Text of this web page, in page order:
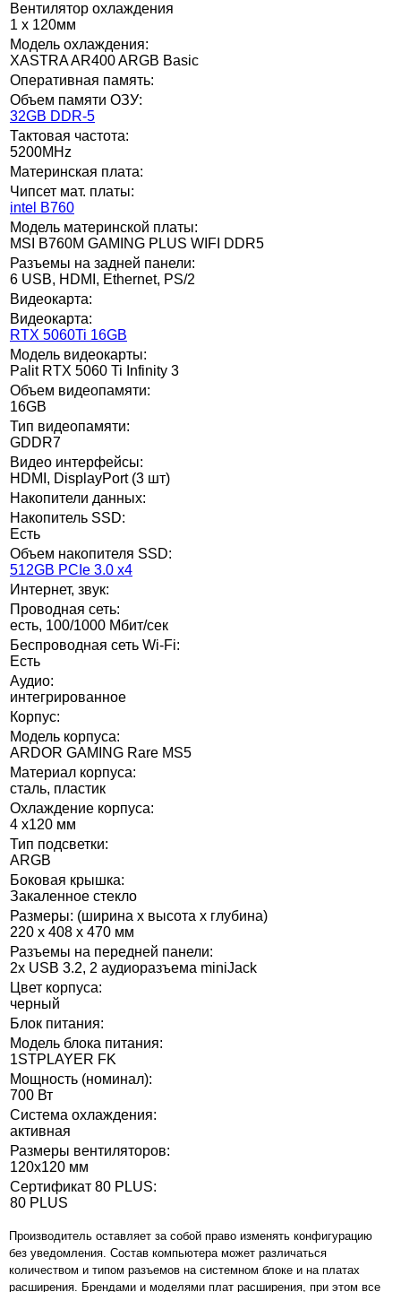
Вентилятор охлаждения
1 x 120мм
Модель охлаждения:
XASTRA AR400 ARGB Basic
Оперативная память:
Объем памяти ОЗУ:
32GB DDR-5
Тактовая частота:
5200MHz
Материнская плата:
Чипсет мат. платы:
intel B760
Модель материнской платы:
MSI B760M GAMING PLUS WIFI DDR5
Разъемы на задней панели:
6 USB, HDMI, Ethernet, PS/2
Видеокарта:
Видеокарта:
RTX 5060Ti 16GB
Модель видеокарты:
Palit RTX 5060 Ti Infinity 3
Объем видеопамяти:
16GB
Тип видеопамяти:
GDDR7
Видео интерфейсы:
HDMI, DisplayPort (3 шт)
Накопители данных:
Накопитель SSD:
Есть
Объем накопителя SSD:
512GB PCIe 3.0 x4
Интернет, звук:
Проводная сеть:
есть, 100/1000 Мбит/сек
Беспроводная сеть Wi-Fi:
Есть
Аудио:
интегрированное
Корпус:
Модель корпуса:
ARDOR GAMING Rare MS5
Материал корпуса:
сталь, пластик
Охлаждение корпуса:
4 х120 мм
Тип подсветки:
ARGB
Боковая крышка:
Закаленное стекло
Размеры: (ширина x высота x глубина)
220 x 408 x 470 мм
Разъемы на передней панели:
2x USB 3.2, 2 аудиоразъема miniJack
Цвет корпуса:
черный
Блок питания:
Модель блока питания:
1STPLAYER FK
Мощность (номинал):
700 Вт
Система охлаждения:
активная
Размеры вентиляторов:
120x120 мм
Сертификат 80 PLUS:
80 PLUS
Производитель оставляет за собой право изменять конфигурацию
без уведомления. Состав компьютера может различаться
количеством и типом разъемов на системном блоке и на платах
расширения. Брендами и моделями плат расширения, при этом все